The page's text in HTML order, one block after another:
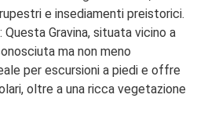
e insediamenti preistorici.
: Questa Gravina, situata vicino a
ma non meno
per escursioni a piedi e offre
oltre a una ricca vegetazione